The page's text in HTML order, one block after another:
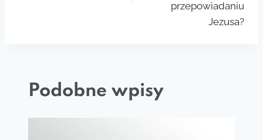
przepowiadaniu
Jezusa?
Podobne wpisy